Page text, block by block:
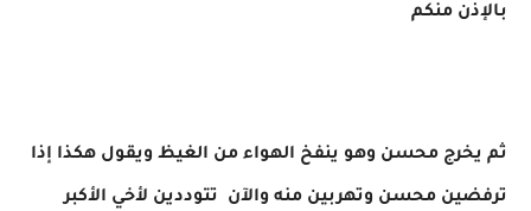
بالإذن منكم
ثم يخرج محسن وهو ينفخ الهواء من الغيظ ويقول هكذا إذا
ترفضين محسن وتهربين منه والآن تتوددين لأخي الأكبر